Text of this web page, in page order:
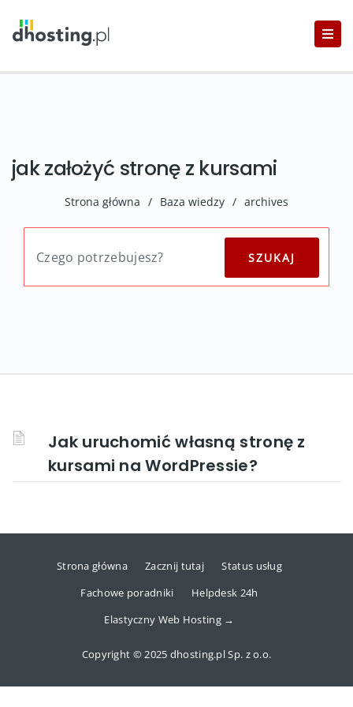
jak założyć stronę z kursami
Strona główna / Baza wiedzy / archives
Jak uruchomić własną stronę z
kursami na WordPressie?
Strona główna Zacznij tutaj
Status usług
Fachowe poradniki
Helpdesk 24h
Elastyczny Web Hosting →
Copyright © 2025 dhosting.pl Sp. z o.o.